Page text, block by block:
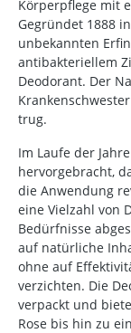
Körperpflege mit
Gegründet 1888
unbekannten
antibakteriellem
Deodorant. Der
trug.
Im Laufe der
hervorgebracht,
die Anwendung
eine Vielzahl von
Bedürfnisse
auf natürliche
ohne auf
verzichten. Die
verpackt und
Rose bis hin zu